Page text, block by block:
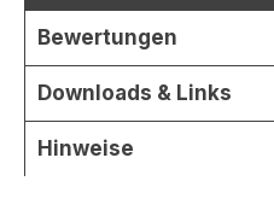
Bewertungen
Downloads & Links
Hinweise